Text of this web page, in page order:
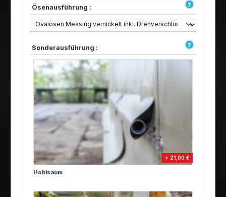
Ösenausführung :
Sonderausführung :
+ 21,00 €
Hohlsaum